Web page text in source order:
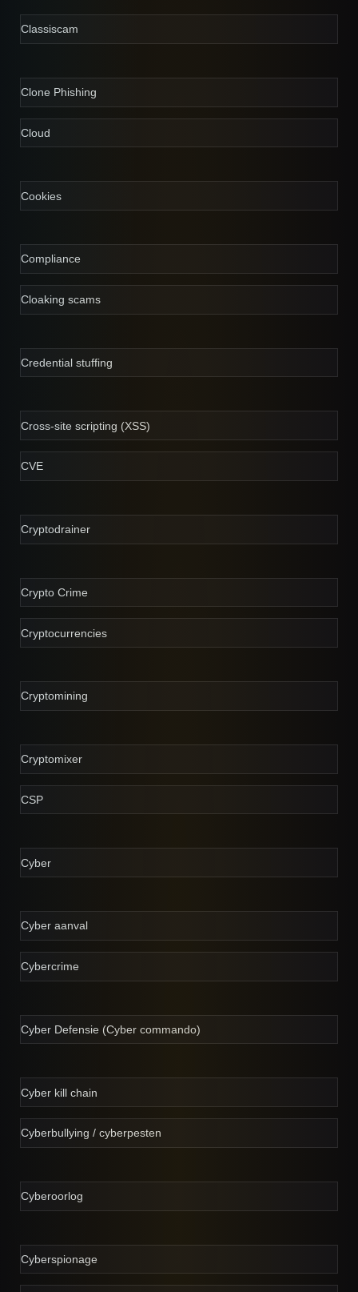
Classiscam
Clone Phishing
Cloud
Cookies
Compliance
Cloaking scams
Credential stuffing
Cross-site scripting (XSS)
CVE
Cryptodrainer
Crypto Crime
Cryptocurrencies
Cryptomining
Cryptomixer
CSP
Cyber
Cyber aanval
Cybercrime
Cyber Defensie (Cyber commando)
Cyber kill chain
Cyberbullying / cyberpesten
Cyberoorlog
Cyberspionage